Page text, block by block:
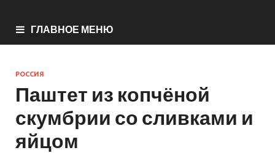
ГЛАВНОЕ МЕНЮ
РОССИЯ
Паштет из копчёной
скумбрии со сливками и
яйцом